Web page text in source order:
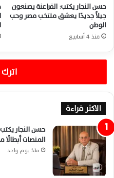
حسن النجار يكتب: الفراعنة يصنعون
جيلاً جديدًا يعشق منتخب مصر وحب
الوطن
منذ 4 أسابيع
الاكثر قراءة
حسن النجار
المنصات
منذ يوم واحد